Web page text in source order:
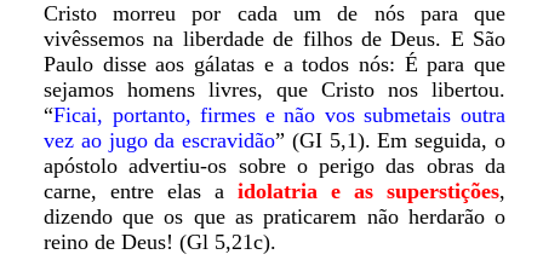
Cristo morreu por cada um de nós para que
vivêssemos na liberdade de filhos de Deus. E São
Paulo disse aos gálatas e a todos nós: É para que
sejamos homens livres, que Cristo nos libertou.
“Ficai, portanto, firmes e não vos submetais outra
vez ao jugo da escravidão” (GI 5,1). Em seguida, o
apóstolo advertiu-os sobre o perigo das obras da
carne, entre elas aidolatria e as superstições,
dizendo que os que as praticarem não herdarão o
reino de Deus! (Gl 5,21c).